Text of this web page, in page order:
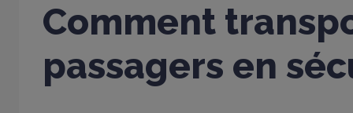
Comment
passagers en